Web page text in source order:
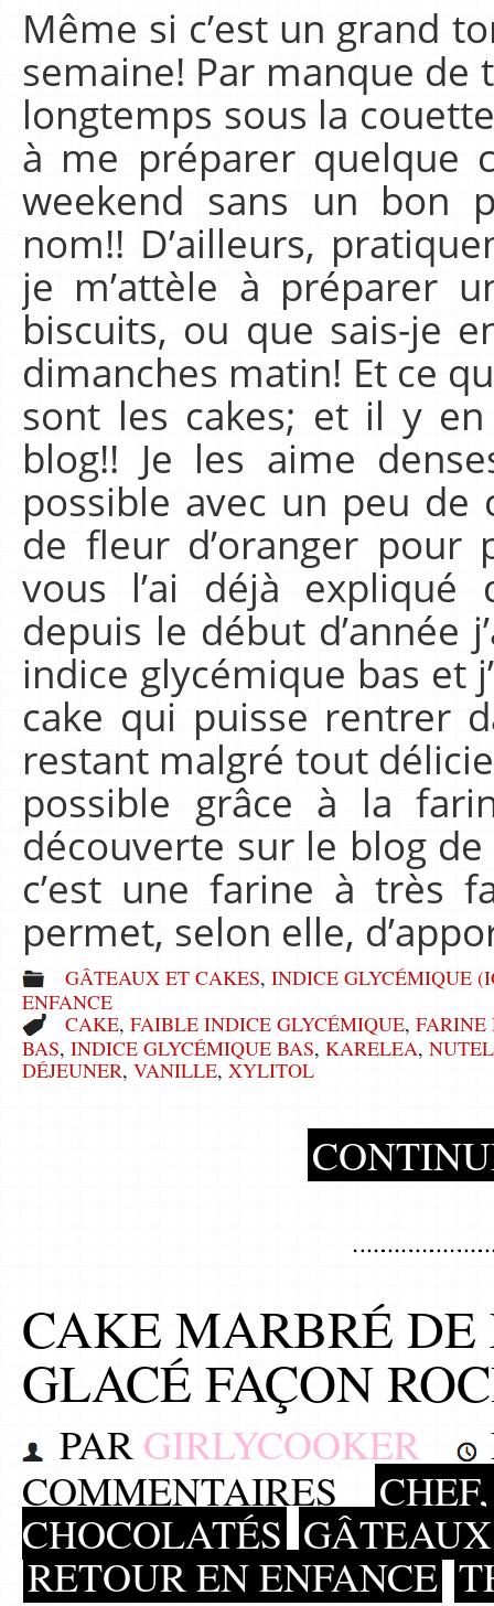
Même si c’est un grand
semaine! Par manque
longtemps sous la
à me préparer quelque
weekend sans un bon
nom!! D’ailleurs,
je m’attèle à préparer
biscuits, ou que sais-je
dimanches matin! Et ce
sont les cakes; et il y
blog!! Je les aime
possible avec un peu
de fleur d’oranger
vous l’ai déjà expliqué
depuis le début d’année
indice glycémique bas et
cake qui puisse rentrer
restant malgré tout
possible grâce à la
découverte sur le blog
c’est une farine à très
permet, selon elle,
GÂTEAUX ET CAKES, INDICE GLYCÉMIQUE
ENFANCE
CAKE, FAIBLE INDICE GLYCÉMIQUE, FARINE
BAS, INDICE GLYCÉMIQUE BAS, KARELEA,
DÉJEUNER, VANILLE, XYLITOL
CAKE MARBRÉ DE
GLACÉ FAÇON
PAR GIRLYCOOKER
COMMENTAIRES
CHOCOLATÉS
RETOUR EN ENFANCE